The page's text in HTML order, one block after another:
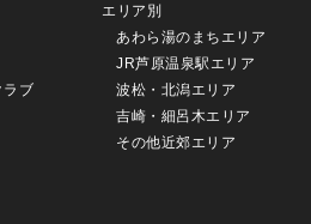
ラブ
エリア別
あわら湯のまちエリア
JR芦原温泉駅エリア
波松・北潟エリア
吉崎・細呂木エリア
その他近郊エリア